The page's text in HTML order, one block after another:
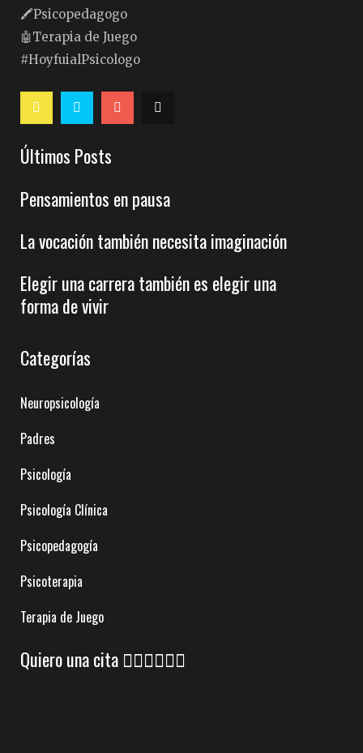
🖍Psicopedagogo
🤖Terapia de Juego
#HoyfuialPsicologo
Últimos Posts
Pensamientos en pausa
La vocación también necesita imaginación
Elegir una carrera también es elegir una
forma de vivir
Categorías
Neuropsicología
Padres
Psicología
Psicología Clínica
Psicopedagogía
Psicoterapia
Terapia de Juego
Quiero una cita 👇🏼👇🏼👇🏼